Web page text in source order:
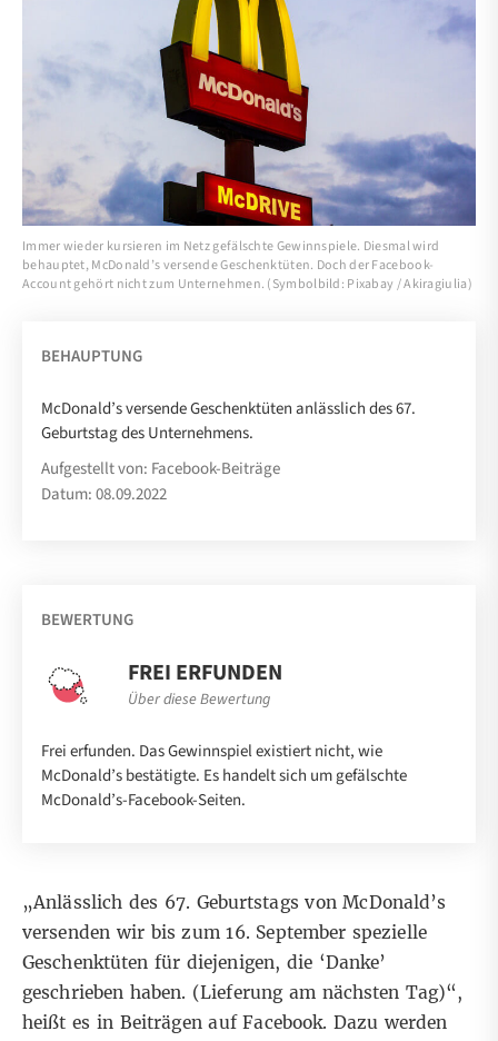
Immer wieder kursieren im Netz gefälschte Gewinnspiele. Diesmal wird
behauptet, McDonald’s versende Geschenktüten. Doch der Facebook-
Account gehört nicht zum Unternehmen. (Symbolbild: Pixabay / Akiragiulia)
BEHAUPTUNG
McDonald’s versende Geschenktüten anlässlich des 67.
Geburtstag des Unternehmens.
Aufgestellt von: Facebook-Beiträge
Datum: 08.09.2022
BEWERTUNG
FREI ERFUNDEN
Über diese Bewertung
Frei erfunden. Das Gewinnspiel existiert nicht, wie
McDonald’s bestätigte. Es handelt sich um gefälschte
McDonald’s-Facebook-Seiten.
„Anlässlich des 67. Geburtstags von McDonald’s
versenden wir bis zum 16. September spezielle
Geschenktüten für diejenigen, die ‘Danke’
geschrieben haben. (Lieferung am nächsten Tag)“,
heißt es in BeiträgenaufFacebook. Dazu werden